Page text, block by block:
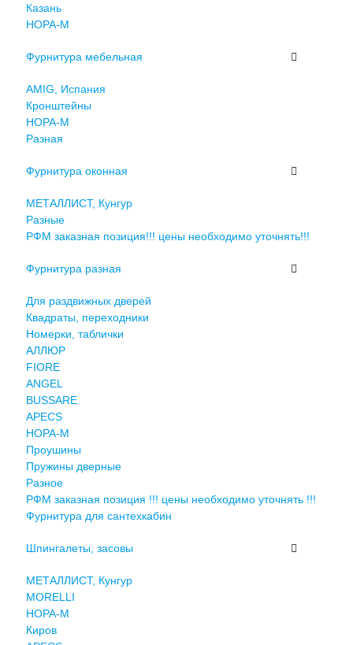
Казань
НОРА-М
Фурнитура мебельная
AMIG, Испания
Кронштейны
НОРА-М
Разная
Фурнитура оконная
МЕТАЛЛИСТ, Кунгур
Разные
РФМ заказная позиция!!! цены необходимо уточнять!!!
Фурнитура разная
Для раздвижных дверей
Квадраты, переходники
Номерки, таблички
АЛЛЮР
FIORE
ANGEL
BUSSARE
APECS
НОРА-М
Проушины
Пружины дверные
Разное
РФМ заказная позиция !!! цены необходимо уточнять !!!
Фурнитура для сантехкабин
Шпингалеты, засовы
МЕТАЛЛИСТ, Кунгур
MORELLI
НОРА-М
Киров